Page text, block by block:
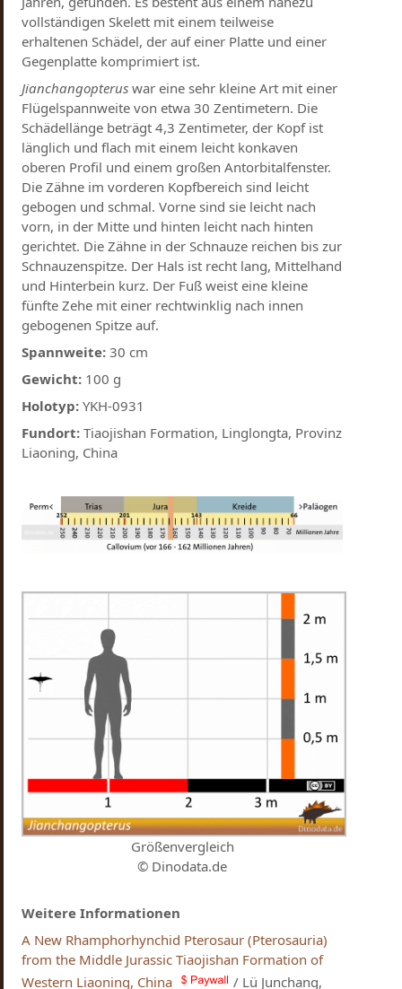
vollständigen Skelett mit einem teilweise
erhaltenen Schädel, der auf einer Platte und einer
Gegenplatte komprimiert ist.
Jianchangopterus war eine sehr kleine Art mit einer
Flügelspannweite von etwa 30 Zentimetern. Die
Schädellänge beträgt 4,3 Zentimeter, der Kopf ist
länglich und flach mit einem leicht konkaven
oberen Profil und einem großen Antorbitalfenster.
Die Zähne im vorderen Kopfbereich sind leicht
gebogen und schmal. Vorne sind sie leicht nach
vorn, in der Mitte und hinten leicht nach hinten
gerichtet. Die Zähne in der Schnauze reichen bis zur
Schnauzenspitze. Der Hals ist recht lang, Mittelhand
und Hinterbein kurz. Der Fuß weist eine kleine
fünfte Zehe mit einer rechtwinklig nach innen
gebogenen Spitze auf.
Spannweite:30 cm
Gewicht: 100 g
Holotyp: YKH-0931
Fundort: Tiaojishan Formation, Linglongta, Provinz
Liaoning, China
Größenvergleich
© Dinodata.de
Weitere Informationen
A New Rhamphorhynchid Pterosaur (Pterosauria)
from the Middle Jurassic Tiaojishan Formation of
Western Liaoning, China
/ Lü Junchang,